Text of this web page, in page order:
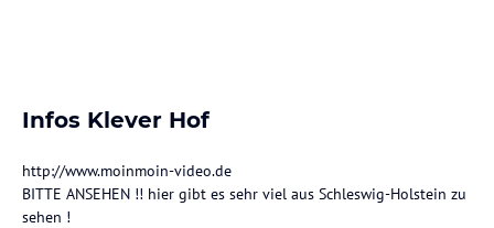
Infos Klever Hof
http://www.moinmoin-video.de
BITTE ANSEHEN !! hier gibt es sehr viel aus Schleswig-Holstein zu
sehen !